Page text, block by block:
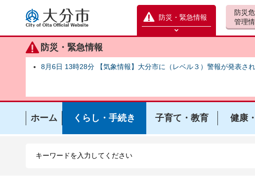
大分市
防災・緊急情報
防災緊急情報を開く
防災・緊急情報
8月6日 13時28分 【気象情報】大分市に（レベル３）警報が発表さ
防災
管理
ホーム くらし・手続き 子育て・教育 健康